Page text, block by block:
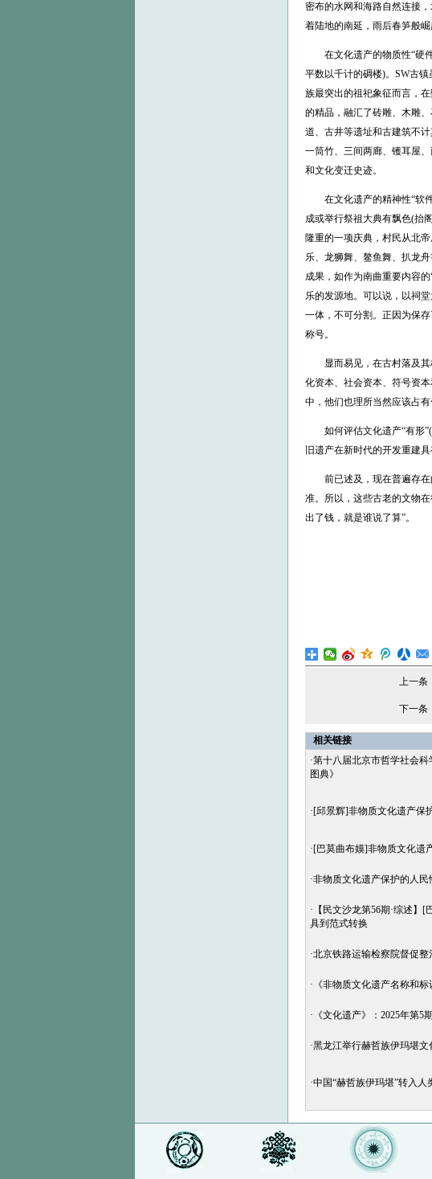
密布的水网和海路自然连接
着陆地的南延，雨后春笋般
在文化遗产的物质性“硬件
平数以千计的碉楼)。SW古
族最突出的祖祀象征而言，
的精品，融汇了砖雕、木雕
道、古井等遗址和古建筑不
一筒竹、三间两廊、镬耳屋
和文化变迁史迹。
在文化遗产的精神性“软件
成或举行祭祖大典有飘色(抬
隆重的一项庆典，村民从北
乐、龙狮舞、鳌鱼舞、扒龙
成果，如作为南曲重要内容
乐的发源地。可以说，以祠
一体，不可分割。正因为保
称号。
显而易见，在古村落及其标
化资本、社会资本、符号资
中，他们也理所当然应该占有
如何评估文化遗产“有形”(
旧遗产在新时代的开发重建
前已述及，现在普遍存在的
准。所以，这些古老的文物
出了钱，就是谁说了算”。
上一条
下一条
相关链接
·第十八届北京市哲学社会
图典》
·[邱景辉]非物质文化遗产保
·[巴莫曲布嫫]非物质文化遗
·非物质文化遗产保护的人民
· 【民文沙龙第56期·综述
具到范式转换
·北京铁路运输检察院督促
· 《非物质文化遗产名称和
· 《文化遗产》：2025年第5
·黑龙江举行赫哲族伊玛堪文
·中国“赫哲族伊玛堪”转入